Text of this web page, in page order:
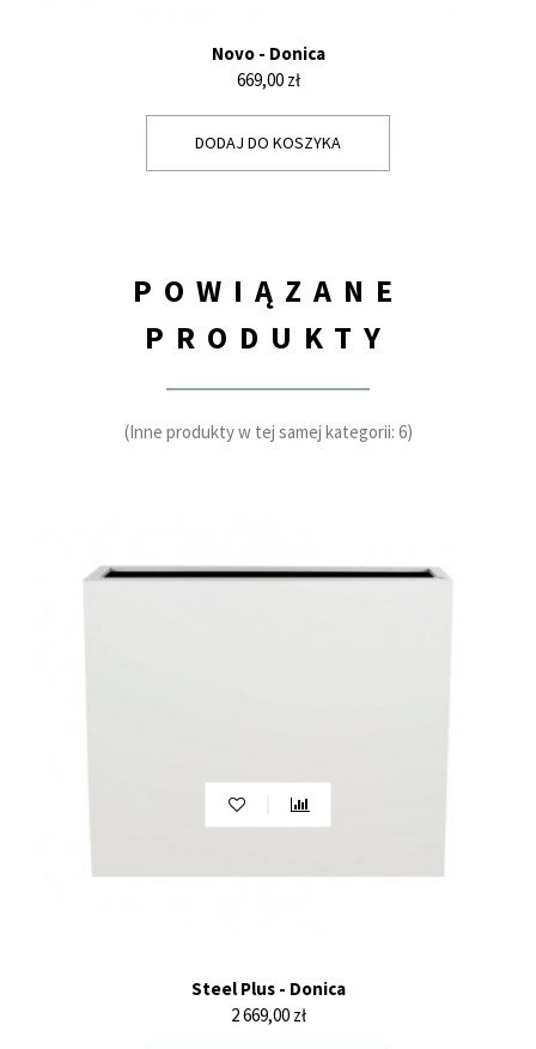
Novo - Donica
Cena
669,00 zł
DODAJ DO KOSZYKA
POWIĄZANE
PRODUKTY
(Inne produkty w tej samej kategorii: 6)
Steel Plus - Donica
Cena
2 669,00 zł